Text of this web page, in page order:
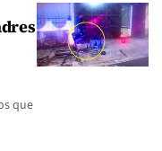
que